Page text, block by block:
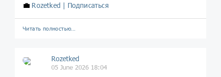
💼 Rozetked | Подписаться
Читать полностью…
Rozetked
05 June 2026 18:04